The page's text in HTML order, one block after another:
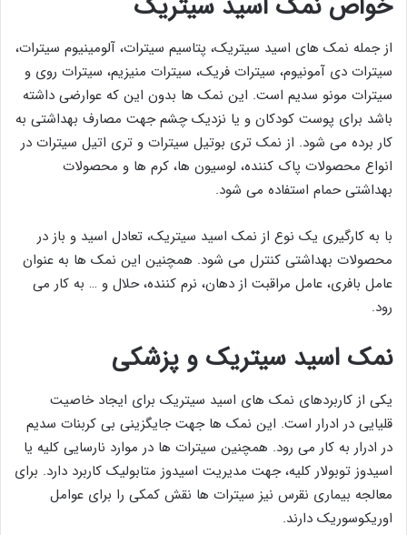
از جمله نمک های اسید سیتریک، پتاسیم سیترات، آلومینیوم سیترات،
سیترات دی آمونیوم، سیترات فریک، سیترات منیزیم، سیترات روی و
سیترات مونو سدیم است. این نمک ها بدون این که عوارضی داشته
باشد برای پوست کودکان و یا نزدیک چشم جهت مصارف بهداشتی به
کار برده می شود. از نمک تری بوتیل سیترات و تری اتیل سیترات در
انواع محصولات پاک کننده، لوسیون ها، کرم ها و محصولات
بهداشتی حمام استفاده می شود.
با به کارگیری یک نوع از نمک اسید سیتریک، تعادل اسید و باز در
محصولات بهداشتی کنترل می شود. همچنین این نمک ها به عنوان
عامل بافری، عامل مراقبت از دهان، نرم کننده، حلال و … به کار می
رود.
نمک اسید سیتریک و پزشکی
یکی از کاربردهای نمک های اسید سیتریک برای ایجاد خاصیت
قلیایی در ادرار است. این نمک ها جهت جایگزینی بی کربنات سدیم
در ادرار به کار می رود. همچنین سیترات ها در موارد نارسایی کلیه یا
اسیدوز توبولار کلیه، جهت مدیریت اسیدوز متابولیک کاربرد دارد. برای
معالجه بیماری نقرس نیز سیترات ها نقش کمکی را برای عوامل
اوریکوسوریک دارند.